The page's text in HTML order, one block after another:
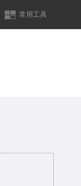
常用工具